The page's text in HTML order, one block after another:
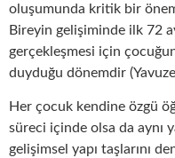
oluşumunda kritik bir
Bireyin gelişiminde ilk 72
gerçekleşmesi için
duyduğu dönemdir
Her çocuk kendine özgü
süreci içinde olsa da aynı
gelişimsel yapı taşlarını